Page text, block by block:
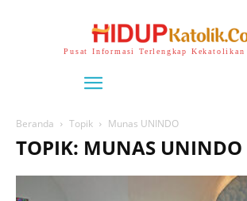
Pusat Informasi Terlengkap Kekatolikan
Beranda Topik Munas UNINDO
TOPIK: MUNAS UNINDO